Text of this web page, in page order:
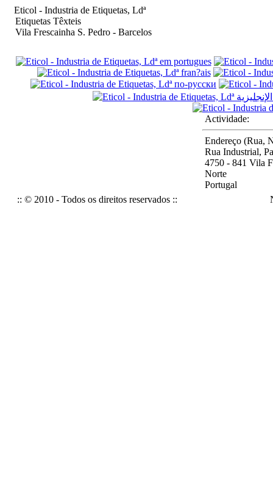
Eticol - Industria de Etiquetas, Ldª
Etiquetas Têxteis
Vila Frescainha S. Pedro - Barcelos
Actividade:
Endereço (Rua,
Rua Industrial,
4750 - 841 Vila
Norte
Portugal
:: © 2010 - Todos os direitos reservados ::